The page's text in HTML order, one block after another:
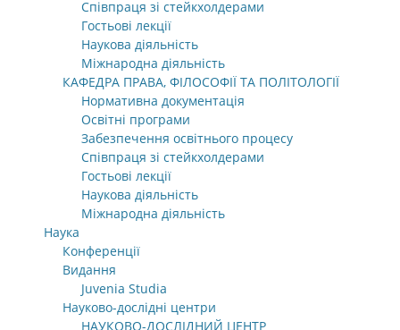
Співпраця зі стейкхолдерами
Гостьові лекції
Наукова діяльність
Міжнародна діяльність
КАФЕДРА ПРАВА, ФІЛОСОФІЇ ТА ПОЛІТОЛОГІЇ
Нормативна документація
Освітні програми
Забезпечення освітнього процесу
Співпраця зі стейкхолдерами
Гостьові лекції
Наукова діяльність
Міжнародна діяльність
Наука
Конференції
Видання
Juvenia Studia
Науково-дослідні центри
НАУКОВО-ДОСЛІДНИЙ ЦЕНТР